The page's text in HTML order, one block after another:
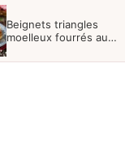
Beignets triangles
moelleux fourrés au